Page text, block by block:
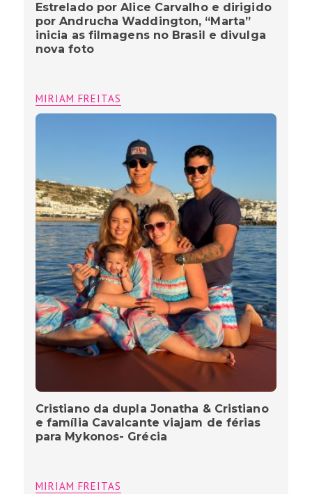
Estrelado por Alice Carvalho e dirigido
por Andrucha Waddington, “Marta”
inicia as filmagens no Brasil e divulga
nova foto
MIRIAM FREITAS
Cristiano da dupla Jonatha & Cristiano
e família Cavalcante viajam de férias
para Mykonos- Grécia
MIRIAM FREITAS